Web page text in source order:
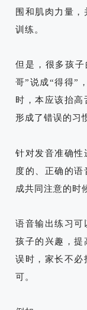
围和肌肉力量
训练。
但是，很多孩子
哥”说成“得得”
时，本应该抬
形成了错误的习
针对发音准确性
度的、正确的
成共同注意的时
语音输出练习可
孩子的兴趣，提
误时，家长不必
可。